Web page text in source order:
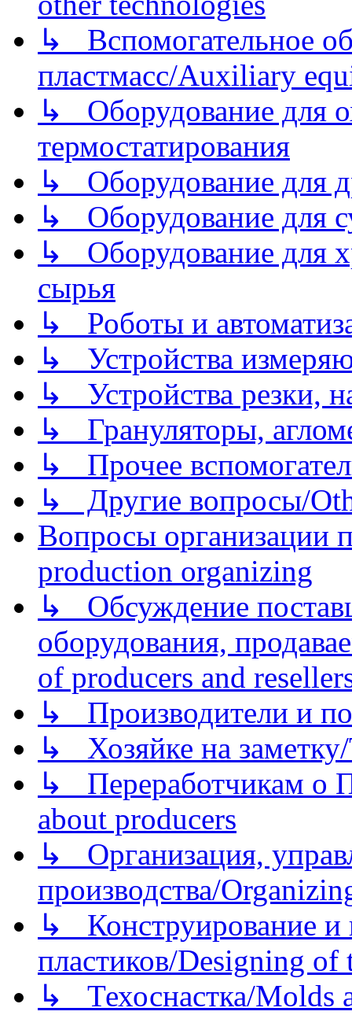
↳ Вспомогательное
пластмасс/Auxiliary
↳ Оборудование для
термостатирования
↳ Оборудование для
↳ Оборудование для
↳ Оборудование для
сырья
↳ Роботы и
↳ Устройства
↳ Устройства резки,
↳ Грануляторы,
↳ Прочее
↳ Другие вопросы/
Вопросы организации
production organizing
↳ Обсуждение
оборудования,
of producers and
↳ Производители и
↳ Хозяйке на
↳ Переработчикам о
about producers
↳ Организация,
производства/
↳ Конструирование и
пластиков/Designing of
↳ Техоснастка/Molds